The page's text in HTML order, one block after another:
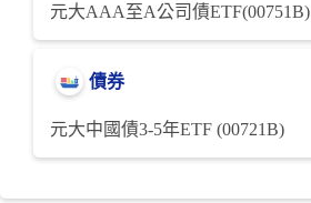
元大AAA至A公司債ETF(00751B)
債券
元大中國債3-5年ETF (00721B)